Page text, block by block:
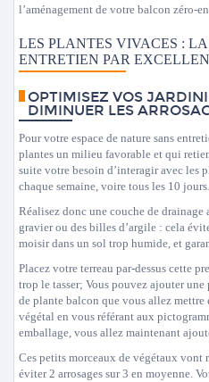
l’aménagement de votre balcon zéro-
LES PLANTES VIVACES :
ENTRETIEN PAR
OPTIMISEZ VOS
DIMINUER LES
Pour votre espace de nature sans
plantes un milieu favorable et qui
suite votre besoin d’interagir avec les
chaque semaine, voire tous les 10 jours.
Réalisez donc une couche de
gravier ou des billes d’argile : cela
moisir dans un sol trop humide, et
Placez votre terreau par-dessus cette
trop le tasser; Vous pouvez ajouter
de plante balcon que vous allez
végétal en vous référant aux
emballage, vous allez maintenant
Ces petits morceaux de végétaux
éviter 2 arrosages sur 3 en moyenne.